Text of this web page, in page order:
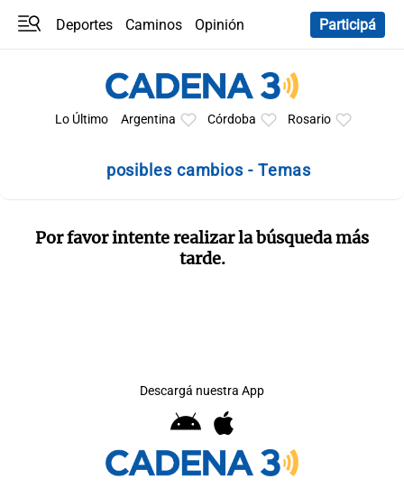
Deportes Caminos
Opinión
Participá
Lo Último Argentina Córdoba Rosario
posibles cambios - Temas
Por favor intente realizar la búsqueda más
tarde.
Descargá nuestra App